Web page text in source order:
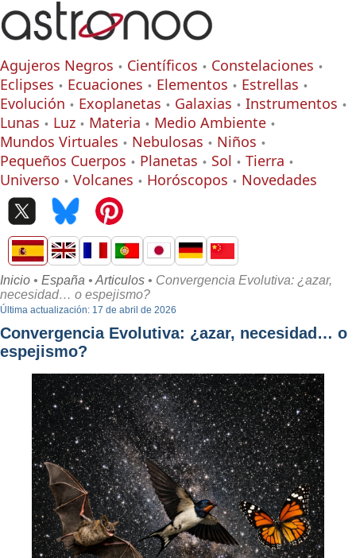
Agujeros Negros Científicos
Constelaciones
Eclipses
Ecuaciones Elementos
Estrellas
Evolución
Exoplanetas Galaxias
Instrumentos
Lunas
Luz Materia
Medio Ambiente
Mundos Virtuales
Nebulosas
Niños
Pequeños Cuerpos
Planetas Sol
Tierra
Universo
Volcanes Horóscopos Novedades
Inicio • España • Articulos • Convergencia Evolutiva: ¿azar,
necesidad… o espejismo?
Última actualización: 17 de abril de 2026
Convergencia Evolutiva: ¿azar, necesidad… o
espejismo?